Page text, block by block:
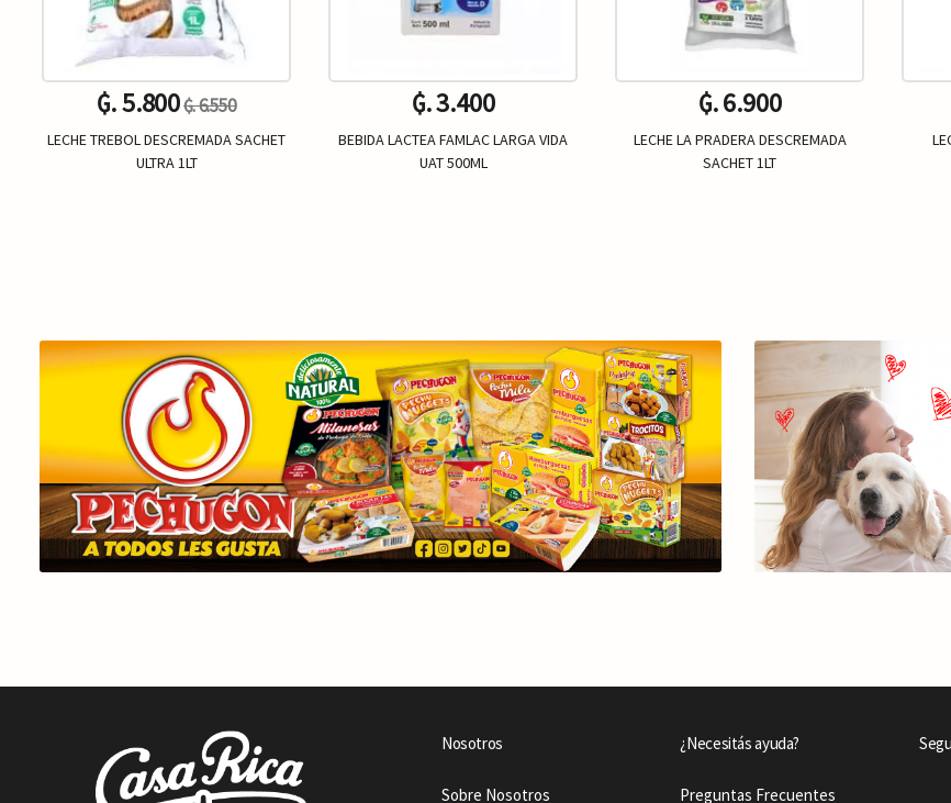
₲. 5.800₲. 6.550
LECHE TREBOL DESCREMADA SACHET
ULTRA 1LT
₲. 3.400
BEBIDA LACTEA FAMLAC LARGA VIDA
UAT 500ML
₲. 6.900
LECHE LA PRADERA DESCREMADA
SACHET 1LT
Nosotros
Sobre Nosotros
¿Necesitás ayuda?
Preguntas Frecuentes